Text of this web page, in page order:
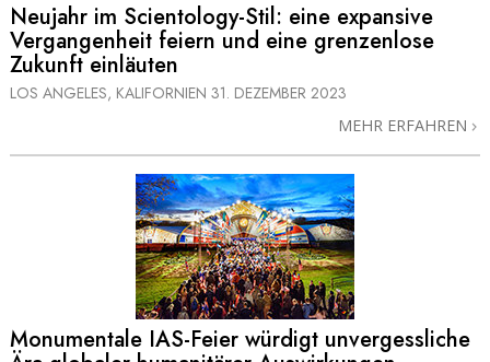
Neujahr im Scientology-Stil: eine expansive
Vergangenheit feiern und eine grenzenlose
Zukunft einläuten
LOS ANGELES, KALIFORNIEN 31. DEZEMBER 2023
MEHR ERFAHREN
Monumentale IAS-Feier würdigt unvergessliche